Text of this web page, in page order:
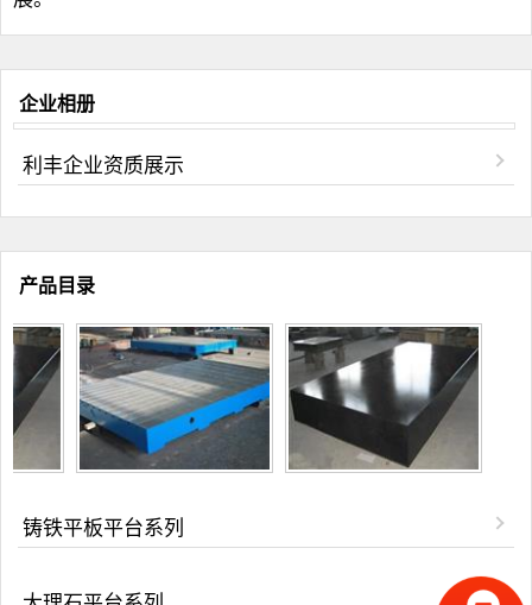
企业相册
利丰企业资质展示
产品目录
铸铁平板平台系列